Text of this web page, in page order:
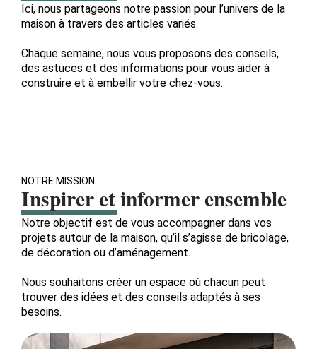
Ici, nous partageons notre passion pour l’univers de la
maison à travers des articles variés.
Chaque semaine, nous vous proposons des conseils,
des astuces et des informations pour vous aider à
construire et à embellir votre chez-vous.
NOTRE MISSION
Inspirer et informer ensemble
Notre objectif est de vous accompagner dans vos
projets autour de la maison, qu’il s’agisse de bricolage,
de décoration ou d’aménagement.
Nous souhaitons créer un espace où chacun peut
trouver des idées et des conseils adaptés à ses
besoins.